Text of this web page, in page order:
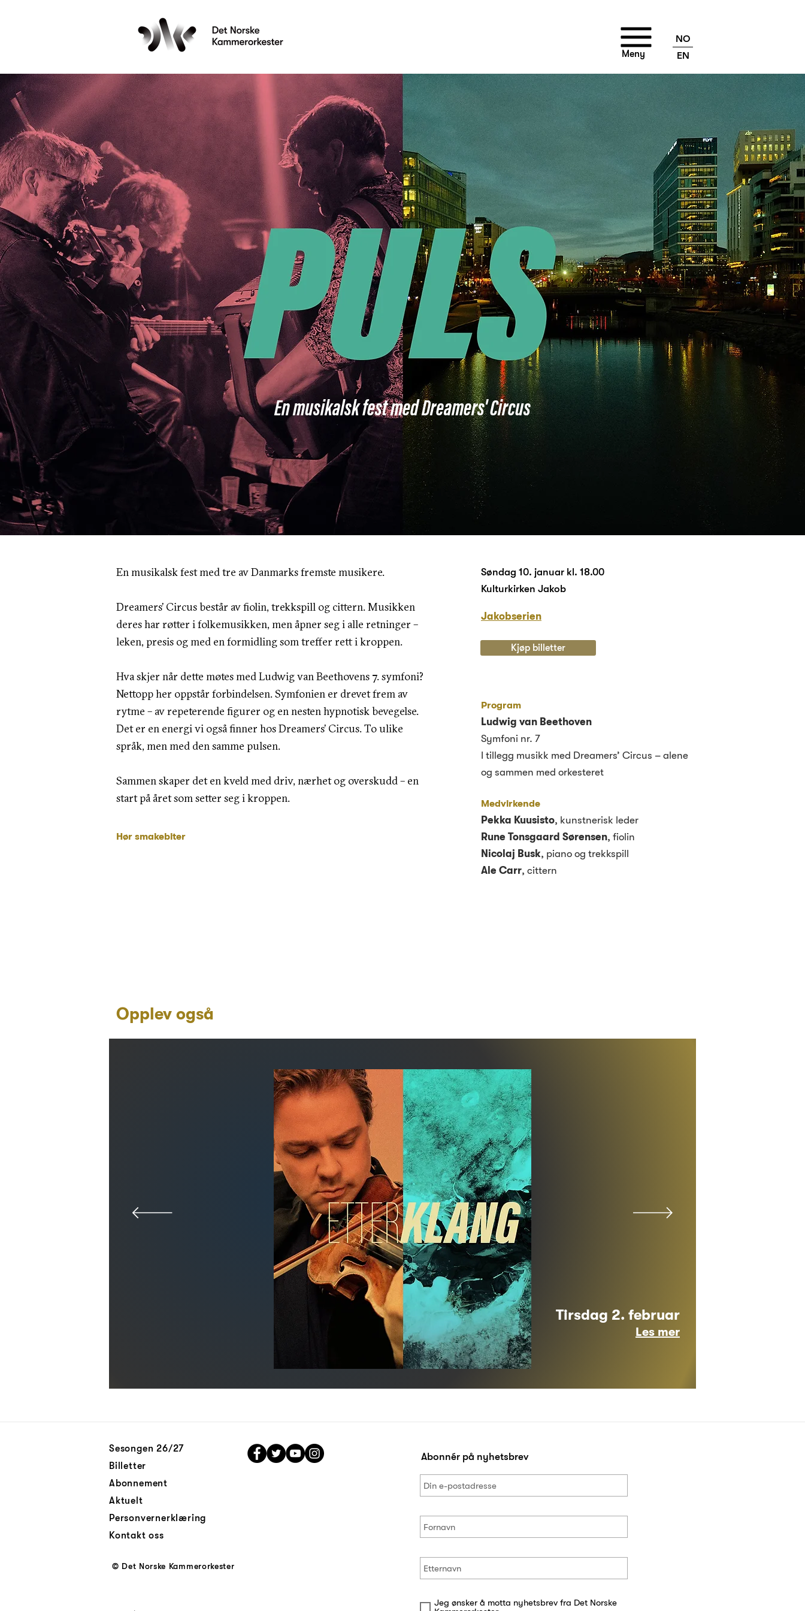
Les mer
Meny
NO
EN
En musikalsk fest med Dreamers' Circus
En musikalsk fest med tre av Danmarks fremste musikere.
Dreamers’ Circus består av fiolin, trekkspill og cittern. Musikken
deres har røtter i folkemusikken, men åpner seg i alle retninger –
leken, presis og med en formidling som treffer rett i kroppen.
Hva skjer når dette møtes med Ludwig van Beethovens 7. symfoni?
Nettopp her oppstår forbindelsen. Symfonien er drevet frem av
rytme – av repeterende figurer og en nesten hypnotisk bevegelse.
Det er en energi vi også finner hos Dreamers’ Circus. To ulike
språk, men med den samme pulsen.
Sammen skaper det en kveld med driv, nærhet og overskudd – en
start på året som setter seg i kroppen.
Hør smakebiter
Søndag 10. januar kl. 18.00
Kulturkirken Jakob
Jakobserien
Kjøp billetter
Program
Ludwig van Beethoven
Symfoni nr. 7
I tillegg musikk med Dreamers’ Circus – alene
og sammen med orkesteret
Medvirkende
Pekka Kuusisto, kunstnerisk leder
Rune Tonsgaard Sørensen, fiolin
Nicolaj Busk, piano og trekkspill
Ale Carr, cittern
Opplev også
Tirsdag 2. februar
Les mer
Sesongen 26/27
Billetter
Abonnement
Aktuelt
Personvernerklæring
Kontakt oss
© Det Norske Kammerorkester
Abonnér på nyhetsbrev
Jeg ønsker å motta nyhetsbrev fra Det Norske